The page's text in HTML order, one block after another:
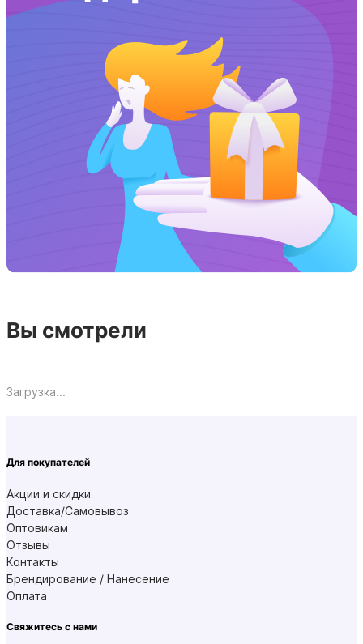
Вы смотрели
Загрузка...
Для покупателей
Акции и скидки
Доставка/Самовывоз
Оптовикам
Отзывы
Контакты
Брендирование / Нанесение
Оплата
Свяжитесь с нами